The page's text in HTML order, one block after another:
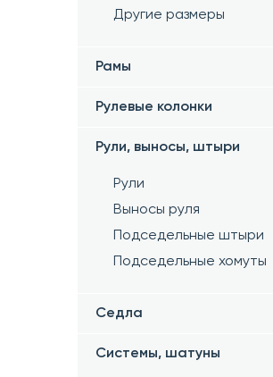
Другие размеры
Рамы
Рулевые колонки
Рули, выносы, штыри
Рули
Выносы руля
Подседельные штыри
Подседельные хомуты
Седла
Системы, шатуны